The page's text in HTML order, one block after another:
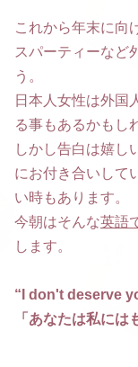
これから年末に向
スパーティーなど
う。
日本人女性は外国
る事もあるかもし
しかし告白は嬉し
にお付き合いして
い時もあります。
今朝はそんな英語
します。
“I don't deserve
「あなたは私には